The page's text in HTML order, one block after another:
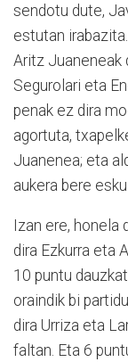
sendotu dute,
estutan
Aritz Juaneneak
Segurolari eta
penak ez dira
agortuta,
Juanenea; eta
aukera bere
Izan ere, honela
dira Ezkurra eta
10 puntu
oraindik bi
dira Urriza eta
faltan. Eta 6